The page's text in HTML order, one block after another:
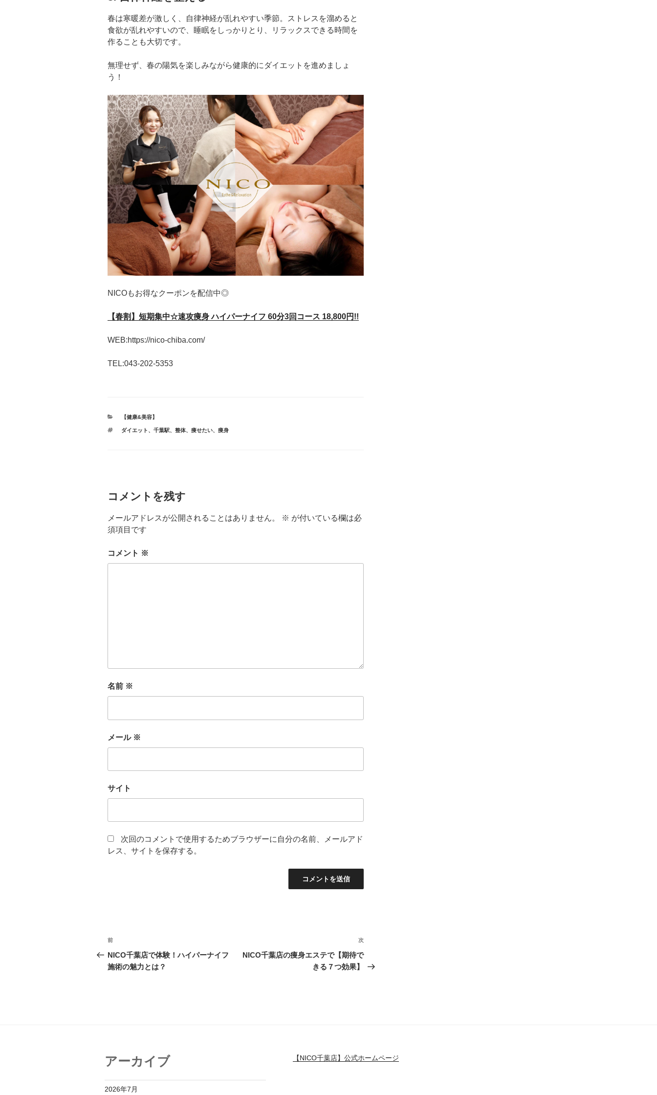
春は寒暖差が激しく、自律神経が乱れやすい季節。ストレスを溜めると
食欲が乱れやすいので、睡眠をしっかりとり、リラックスできる時間を
作ることも大切です。
無理せず、春の陽気を楽しみながら健康的にダイエットを進めましょ
う！
NICOもお得なクーポンを配信中◎
【春割】短期集中☆速攻痩身 ハイパーナイフ 60分3回コース 18,800円!!
WEB:https://nico-chiba.com/
TEL:043-202-5353
カ
ゴ
【健康&美容】
タ
ダイエット 、 千葉駅、 整体、 痩せたい、 痩身
コメントを残す
メールアドレスが公開されることはありません。 ※ が付いている欄は必
須項目です
コメント ※
名前 ※
メール ※
サイト
次回のコメントで使用するためブラウザーに自分の名前、メールアド
レス、サイトを保存する。
投
稿
ナ
ョ
ン
前
の
投
前
NICO千葉店で体験！ハイパーナイフ
施術の魅力とは？
次
の
投
次
NICO千葉店の痩身エステで【期待で
きる７つ効果】
アーカイブ
2026年7月
【NICO千葉店】公式ホームページ